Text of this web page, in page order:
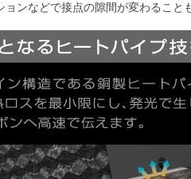
ンなどで接点の隙間が変わること